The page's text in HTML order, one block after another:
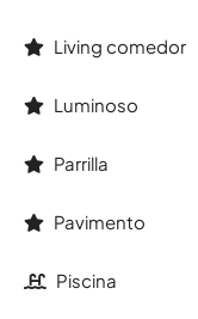
Living comedor
Luminoso
Parrilla
Pavimento
Piscina